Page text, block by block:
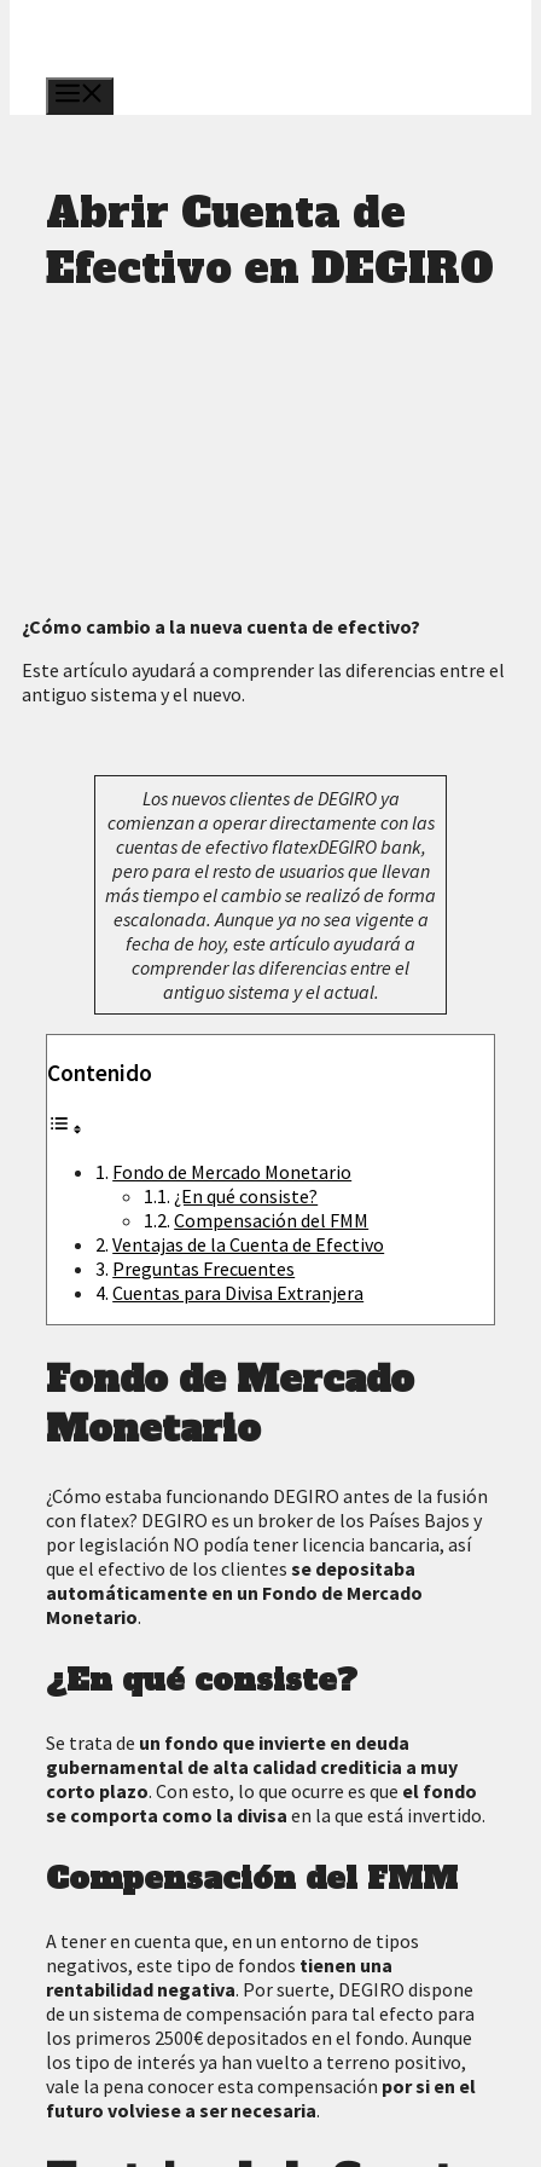
Abrir Cuenta de
Efectivo en DEGIRO
¿Cómo cambio a la nueva cuenta de efectivo?
Este artículo ayudará a comprender las diferencias entre el
antiguo sistema y el nuevo.
Los nuevos clientes de DEGIRO ya
comienzan a operar directamente con las
cuentas de efectivo flatexDEGIRO bank,
pero para el resto de usuarios que llevan
más tiempo el cambio se realizó de forma
escalonada. Aunque ya no sea vigente a
fecha de hoy, este artículo ayudará a
comprender las diferencias entre el
antiguo sistema y el actual.
Contenido
Fondo de Mercado Monetario
¿En qué consiste?
Compensación del FMM
Ventajas de la Cuenta de Efectivo
Preguntas Frecuentes
Cuentas para Divisa Extranjera
Fondo de Mercado
Monetario
¿Cómo estaba funcionando DEGIRO antes de la fusión
con flatex? DEGIRO es un broker de los Países Bajos y
por legislación NO podía tener licencia bancaria, así
que el efectivo de los clientes se depositaba
automáticamente en un Fondo de Mercado
Monetario.
¿En qué consiste?
Se trata de un fondo que invierte en deuda
gubernamental de alta calidad crediticia a muy
corto plazo. Con esto, lo que ocurre es que el fondo
se comporta como la divisa en la que está invertido.
Compensación del FMM
A tener en cuenta que, en un entorno de tipos
negativos, este tipo de fondos tienen una
rentabilidad negativa. Por suerte, DEGIRO dispone
de un sistema de compensación para tal efecto para
los primeros 2500€ depositados en el fondo. Aunque
los tipo de interés ya han vuelto a terreno positivo,
vale la pena conocer esta compensación por si en el
futuro volviese a ser necesaria.